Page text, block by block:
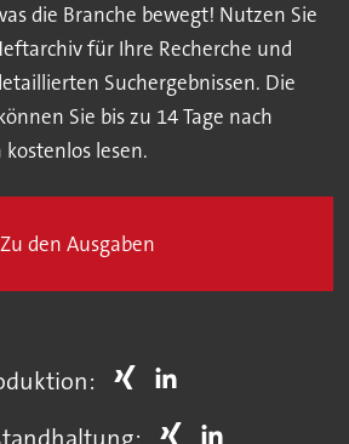
die Branche bewegt! Nutzen Sie
für Ihre Recherche und
Suchergebnissen. Die
Sie bis zu 14 Tage nach
lesen.
Zu den Ausgaben